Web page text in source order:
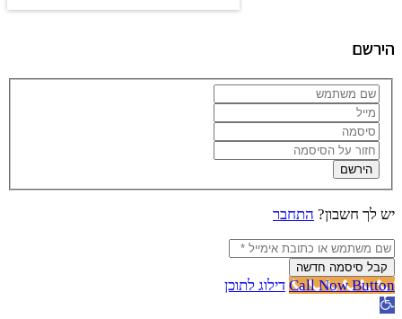
הירשם
הירשם
יש לך חשבון? התחבר
קבל סיסמה חדשה
Call Now Button דילוג לתוכן
פתח סרגל נגישות